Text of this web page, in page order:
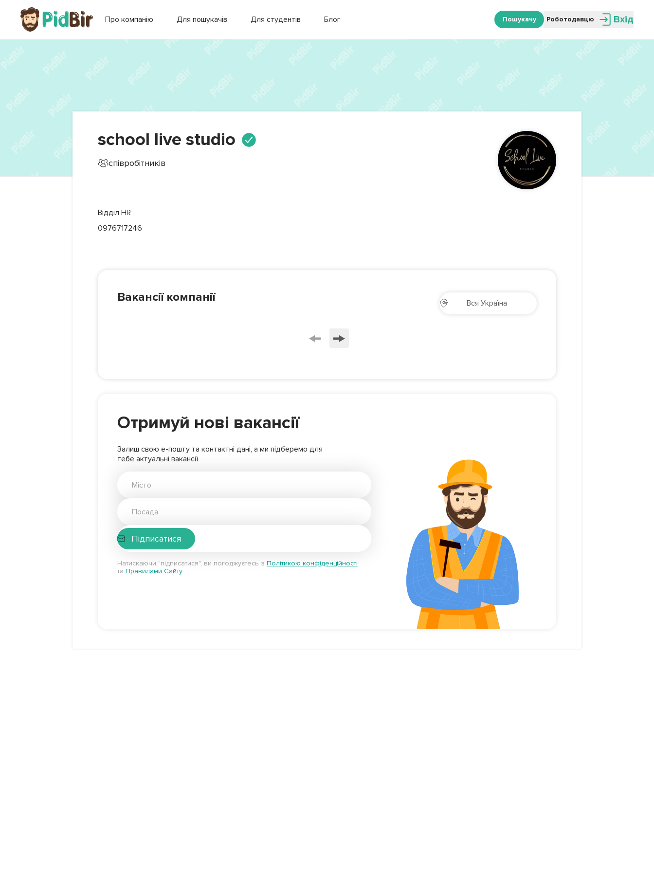
Про компанію Для пошукачів Для студентів Блог Пошукачу Роботодавцю Вхід
school live studio
співробітників
Відділ HR
0976717246
Вакансії компанії
Отримуй нові вакансії
Залиш свою е-пошту та контактні дані, а ми підберемо для
тебе актуальні вакансії
Підписатися
Натискаючи "підписатися", ви погоджуєтесь з Політикою конфіденційності
та Правилами Сайту